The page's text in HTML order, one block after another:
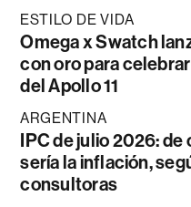
ESTILO DE VIDA
Omega x Swatch
con oro para
del Apollo 11
ARGENTINA
IPC de julio 2026: de
sería la inflación,
consultoras